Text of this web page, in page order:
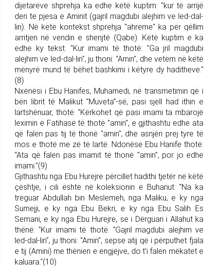
dijetarëve shprehja ka edhe këtë kuptim: "kur të arrijë
deri te pjesa e Aminit (gajril magdubi alejhim ve led-dal-
lin). Në këtë kontekst shprehja "ahreme" ka për qëllim
arritjen në vendin e shenjtë (Qabe). Këtë kuptim e ka
edhe ky tekst: "Kur imami të thotë: "Ga jril magdubi
alejhim ve led-dal-lin", ju thoni: "Amin", dhe vetëm në këtë
mënyrë mund të bëhet bashkimi i këtyre dy haditheve."
(8)
Nxënësi i Ebu Hanifes, Muhamedi, në transmetimin që i
bën librit të Malikut "Muveta"-së, pasi sjell had ithin e
lartshënuar, thotë: "Kërkohet që pasi imami ta mbarojë
leximin e Fatihasë të thotë "amin", e gjithashtu edhe ata
që falen pas tij të thonë "amin", dhe asnjëri prej tyre të
mos e thotë me zë të lartë. Ndonëse Ebu Hanife thotë:
"Ata që falen pas imamit të thonë "amin", por jo edhe
imami."(9)
Gjithashtu nga Ebu Hurejre përcillet hadithi tjetër në këtë
çështje, i cili është në koleksionin e Buhariut: "Na ka
treguar Abdullah bin Meslemeh, nga Maliku, e ky nga
Sumejji, e ky nga Ebu Bekri, e ky nga Ebu Salih Es
Semani, e ky nga Ebu Hurejre, se i Dërguari i Allahut ka
thënë: "Kur imami të thotë: "Gajril magdubi alejhim ve
led-dal-lin", ju thoni: "Amin", sepse atij që i përputhet fjala
e tij (Amini) me thënien e engjëjve, do t'i falen mëkatet e
kaluara."(10)